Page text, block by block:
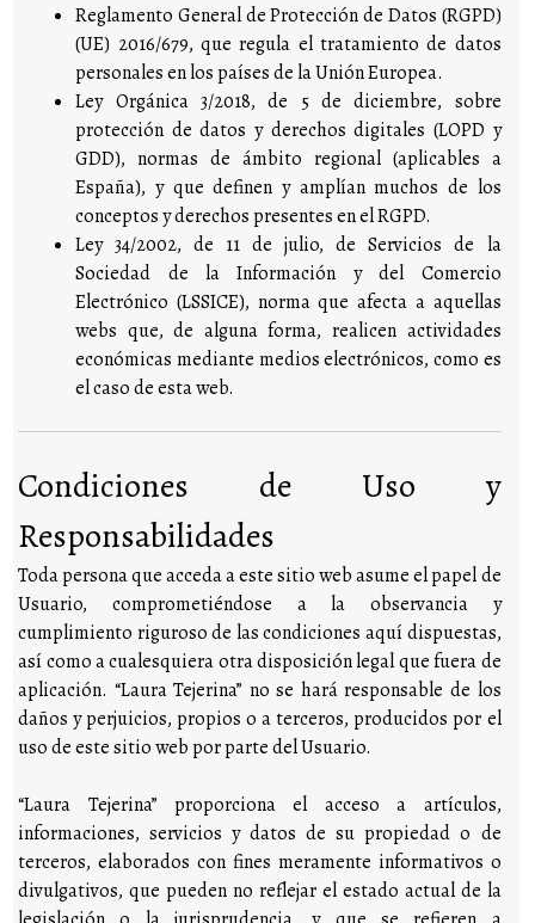
Reglamento General de Protección de Datos (RGPD)
(UE) 2016/679, que regula el tratamiento de datos
personales en los países de la Unión Europea.
Ley Orgánica 3/2018, de 5 de diciembre, sobre
protección de datos y derechos digitales (LOPD y
GDD), normas de ámbito regional (aplicables a
España), y que definen y amplían muchos de los
conceptos y derechos presentes en el RGPD.
Ley 34/2002, de 11 de julio, de Servicios de la
Sociedad de la Información y del Comercio
Electrónico (LSSICE), norma que afecta a aquellas
webs que, de alguna forma, realicen actividades
económicas mediante medios electrónicos, como es
el caso de esta web.
Condiciones de Uso y
Responsabilidades
Toda persona que acceda a este sitio web asume el papel de
Usuario, comprometiéndose a la observancia y
cumplimiento riguroso de las condiciones aquí dispuestas,
así como a cualesquiera otra disposición legal que fuera de
aplicación. “Laura Tejerina” no se hará responsable de los
daños y perjuicios, propios o a terceros, producidos por el
uso de este sitio web por parte del Usuario.
“Laura Tejerina” proporciona el acceso a artículos,
informaciones, servicios y datos de su propiedad o de
terceros, elaborados con fines meramente informativos o
divulgativos, que pueden no reflejar el estado actual de la